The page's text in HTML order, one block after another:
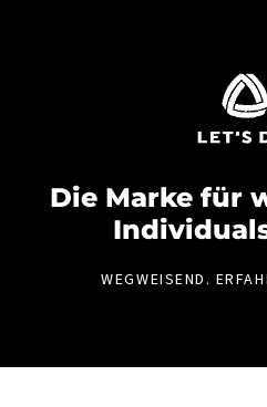
Die Marke für
WEGWEISEND.